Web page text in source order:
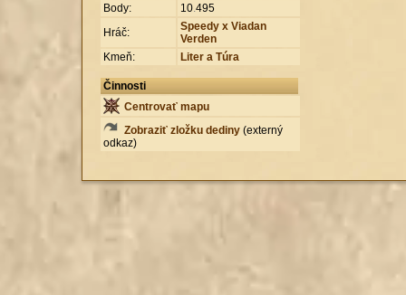
Body:
10.495
Hráč:
Speedy x Viadan
Verden
Kmeň:
Liter a Túra
Činnosti
Centrovať mapu
Zobraziť zložku dediny (externý
odkaz)